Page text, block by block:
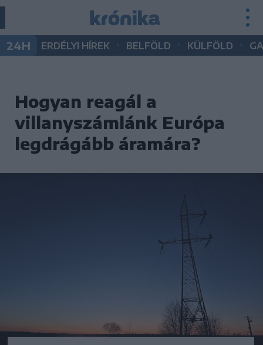
24H ERDÉLYI HÍREK BELFÖLD KÜLFÖLD
Hogyan reagál a
villanyszámlánk Európa
legdrágább áramára?